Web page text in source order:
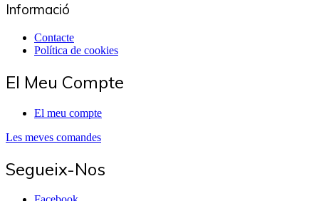
Informació
Contacte
Política de cookies
El Meu Compte
El meu compte
Les meves comandes
Segueix-Nos